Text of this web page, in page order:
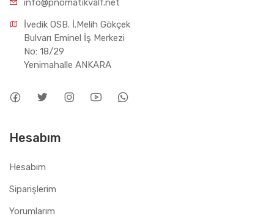
info@pnomatikvalf.net
İvedik OSB. İ.Melih Gökçek
Bulvarı Eminel İş Merkezi
No: 18/29
Yenimahalle ANKARA
Hesabım
Hesabım
Siparişlerim
Yorumlarım